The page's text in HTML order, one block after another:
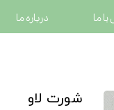
ما درباره ما
شورت لاو